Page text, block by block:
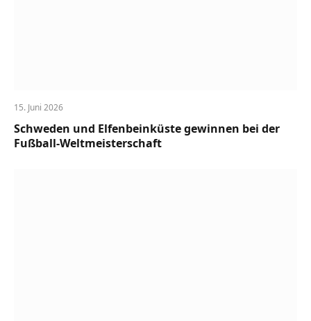
15. Juni 2026
Schweden und Elfenbeinküste gewinnen bei der
Fußball-Weltmeisterschaft